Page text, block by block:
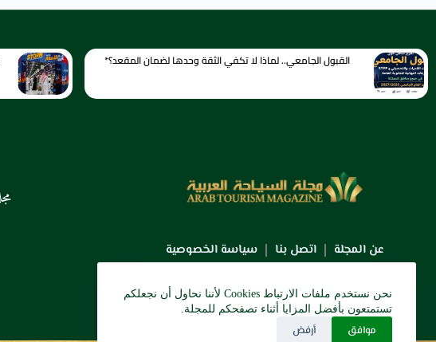
نحن نستخدم ملفات الارتباط Cookies لأننا نحاول أن نجعلكم
تستمتعون بأفضل المزايا أثناء تصفحكم للمجلة.
موافق أرفض
القبول الجامعي.. لماذا لا تكفي الثقة وحدها لضمان المقعد؟*
عن المجلة اتصل بنا سياسة الخصوصية